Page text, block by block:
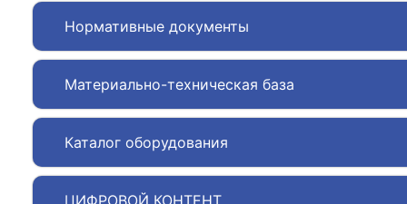
Нормативные документы
Материально-техническая база
Каталог оборудования
ЦИФРОВОЙ КОНТЕНТ